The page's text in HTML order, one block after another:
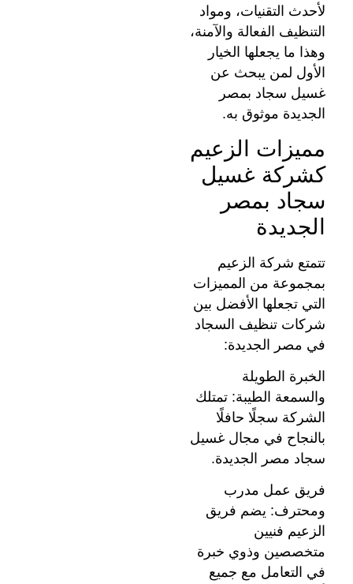
لأحدث التقنيات، ومواد
التنظيف الفعالة والآمنة،
وهذا ما يجعلها الخيار
الأول لمن يبحث عن
غسيل سجاد بمصر
الجديدة موثوق به.
مميزات الزعيم
كشركة غسيل
سجاد بمصر
الجديدة
تتمتع شركة الزعيم
بمجموعة من المميزات
التي تجعلها الأفضل بين
شركات تنظيف السجاد
في مصر الجديدة:
الخبرة الطويلة
والسمعة الطيبة: تمتلك
الشركة سجلًا حافلًا
بالنجاح في مجال غسيل
سجاد مصر الجديدة.
فريق عمل مدرب
ومحترف: يضم فريق
الزعيم فنيين
متخصصين وذوي خبرة
في التعامل مع جميع